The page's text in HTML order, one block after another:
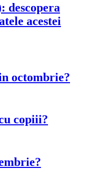
descopera
acestei
octombrie?
copiii?